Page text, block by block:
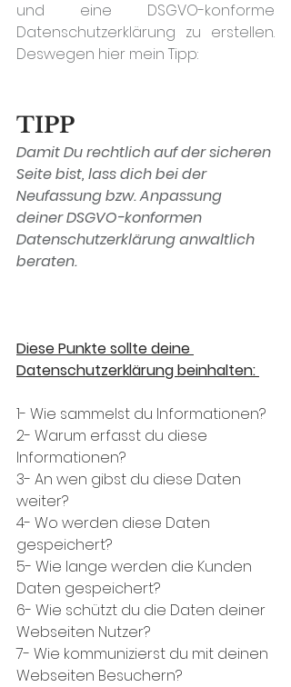
Datenschutzerklärung zu erstellen.
Deswegen hier mein Tipp:
TIPP
Damit Du rechtlich auf der sicheren
Seite bist, lass dich bei der
Neufassung bzw. Anpassung
deiner DSGVO-konformen
Datenschutzerklärung anwaltlich
beraten.
Diese Punkte sollte deine
Datenschutzerklärung beinhalten:
1- Wie sammelst du Informationen?
2- Warum erfasst du diese
Informationen?
3- An wen gibst du diese Daten
weiter?
4- Wo werden diese Daten
gespeichert?
5- Wie lange werden die Kunden
Daten gespeichert?
6- Wie schützt du die Daten deiner
Webseiten Nutzer?
7- Wie kommunizierst du mit deinen
Webseiten Besuchern?